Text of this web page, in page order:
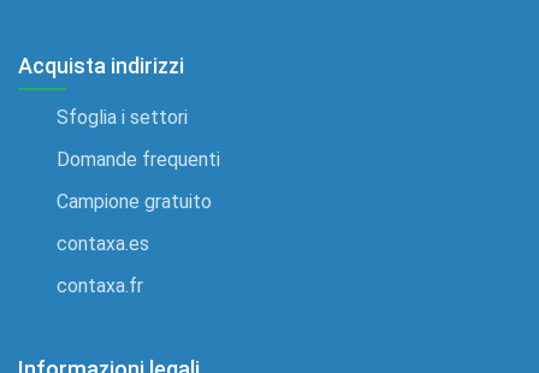
Acquista indirizzi
Sfoglia i settori
Domande frequenti
Campione gratuito
contaxa.es
contaxa.fr